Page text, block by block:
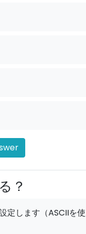
？
定します（ASCIIを